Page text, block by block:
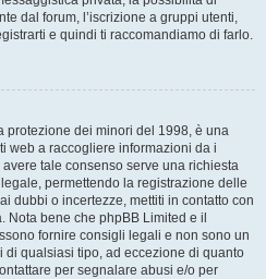
dal forum, l’iscrizione a gruppi utenti,
e quindi ti raccomandiamo di farlo.
protezione dei minori del 1998, è una
web a raccogliere informazioni da i
tale consenso serve una richiesta
permettendo la registrazione delle
dubbi o incertezze, mettiti in contatto con
bene che phpBB Limited e il
fornire consigli legali e non sono un
qualsiasi tipo, ad eccezione di quanto
per segnalare abusi e/o per